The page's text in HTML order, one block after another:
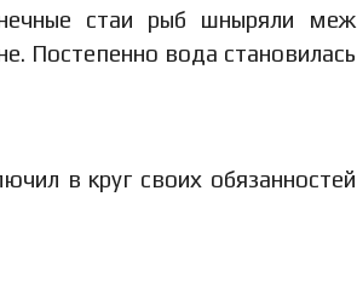
стаи рыб шныряли меж
Постепенно вода становилась
в круг своих обязанностей